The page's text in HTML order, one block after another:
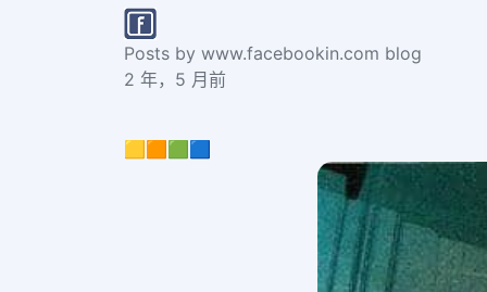
Posts by www.facebookin.com blog
2 年，5 月前
🟨🟧🟩🟦